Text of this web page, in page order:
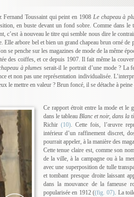
Fernand Toussaint qui peint en 1908 Le chapeau à
en buste devant un fond sobre. Comme dans
c’est à nouveau le titre qui semble nous dire le
Elle arbore bel et bien un grand chapeau brun orné
se penche sur les magazines de mode de la même
des coiffes, et ce depuis 1907. Il fait même la
à plumes serait-il le portrait d’une mode ? La
et non pas une représentation individualisée.
le mettre en valeur ? Brun foncé, il se détache à
Ce rapport étroit entre la mode et le
dans le tableau Blanc et noir, dans la
Richir(10). Cette fois, l’œuvre
intérieur d’un raffinement discret,
pourrait appeler, à la manière des
Cette tenue claire est, comme son
de la ville, à la campagne ou à la
avec une superposition de tulle
et tombant presque droite laissant
dans la mouvance de la fameuse
popularisée en 1912 ((fig. 07). La